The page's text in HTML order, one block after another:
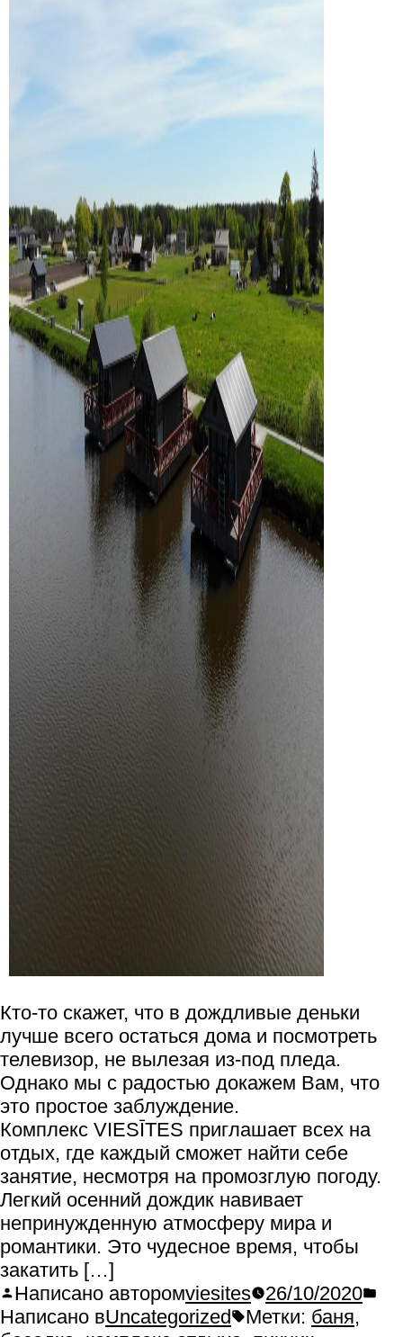
Кто-то скажет, что в дождливые деньки
лучше всего остаться дома и посмотреть
телевизор, не вылезая из-под пледа.
Однако мы с радостью докажем Вам, что
это простое заблуждение.
Комплекс VIESĪTES приглашает всех на
отдых, где каждый сможет найти себе
занятие, несмотря на промозглую погоду.
Легкий осенний дождик навивает
непринужденную атмосферу мира и
романтики. Это чудесное время, чтобы
закатить […]
Написано авторомviesites
26/10/2020
Написано вUncategorized Метки: баня,